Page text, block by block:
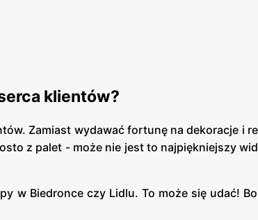
klientów?
Zamiast wydawać fortunę na dekoracje i
z palet - może nie jest to najpiękniejszy
w Biedronce czy Lidlu. To może się udać!